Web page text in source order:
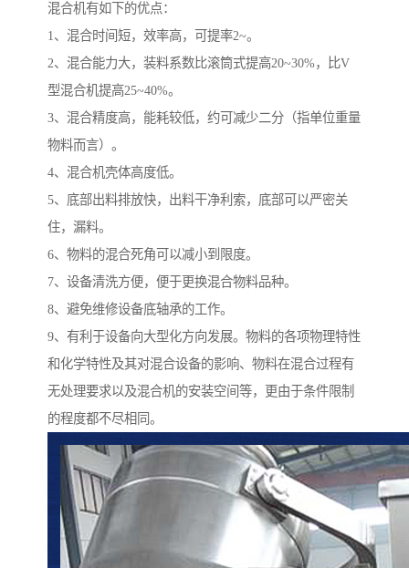
混合机有如下的优点：
1、混合时间短，效率高，可提率2~。
2、混合能力大，装料系数比滚筒式提高20~30%，比V
型混合机提高25~40%。
3、混合精度高，能耗较低，约可减少二分（指单位重量
物料而言）。
4、混合机壳体高度低。
5、底部出料排放快，出料干净利索，底部可以严密关
住，漏料。
6、物料的混合死角可以减小到限度。
7、设备清洗方便，便于更换混合物料品种。
8、避免维修设备底轴承的工作。
9、有利于设备向大型化方向发展。物料的各项物理特性
和化学特性及其对混合设备的影响、物料在混合过程有
无处理要求以及混合机的安装空间等，更由于条件限制
的程度都不尽相同。